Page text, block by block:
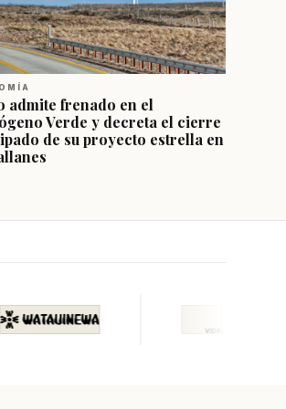
admite frenado en el
Verde y decreta el cierre
de su proyecto estrella en